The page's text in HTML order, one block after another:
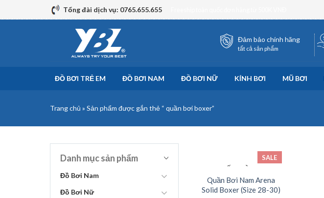
to
Tổng đài dịch vụ: 0765.655.655
Đảm bảo chính hãng
tất cả sản phẩm
ĐỒ BƠI TRẺ EM ĐỒ BƠI NAM ĐỒ BƠI NỮ KÍNH BƠI MŨ BƠI
Trang chủ » Sản phẩm được gắn thẻ “ quần bơi boxer”
Danh mục sản phẩm
Đồ Bơi Nam
Đồ Bơi Nữ
SALE
HẾT HÀNG
Quần Bơi Nam Arena
Solid Boxer (Size 28-30)